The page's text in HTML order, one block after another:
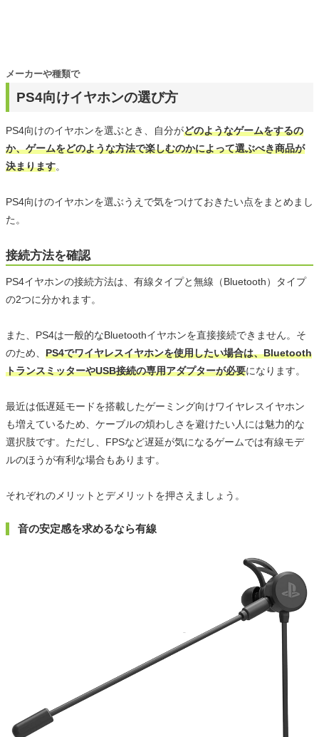
PS4向けイヤホンの選び方
メーカーや種類で
PS4向けのイヤホンを選ぶとき、自分がどのようなゲームをするの
か、ゲームをどのような方法で楽しむのかによって選ぶべき商品が
決まります。
PS4向けのイヤホンを選ぶうえで気をつけておきたい点をまとめまし
た。
接続方法を確認
PS4イヤホンの接続方法は、有線タイプと無線（Bluetooth）タイプ
の2つに分かれます。
また、PS4は一般的なBluetoothイヤホンを直接接続できません。そ
のため、 PS4でワイヤレスイヤホンを使用したい場合は、Bluetooth
トランスミッターやUSB接続の専用アダプターが必要になります。
最近は低遅延モードを搭載したゲーミング向けワイヤレスイヤホン
も増えているため、ケーブルの煩わしさを避けたい人には魅力的な
選択肢です。ただし、FPSなど遅延が気になるゲームでは有線モデ
ルのほうが有利な場合もあります。
それぞれのメリットとデメリットを押さえましょう。
音の安定感を求めるなら有線